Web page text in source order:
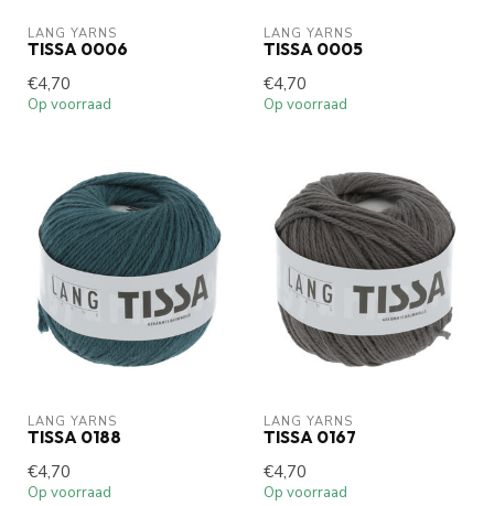
LANG YARNS
TISSA 0006
€4,70
Op voorraad
LANG YARNS
TISSA 0005
€4,70
Op voorraad
LANG YARNS
TISSA 0188
€4,70
Op voorraad
LANG YARNS
TISSA 0167
€4,70
Op voorraad